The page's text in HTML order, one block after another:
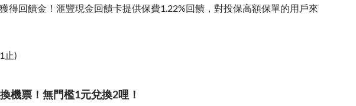
得回饋金！滙豐現金回饋卡提供保費1.22%回饋，對投保高額保單的用戶來
止)
機票！無門檻1元兌換2哩！